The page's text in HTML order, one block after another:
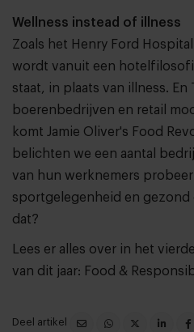
Wellness instead of illness
Zoals het Henry Ford
wordt vanuit een
staat, in plaats van illness. En
boerenbedrijven en retail
komt Jamie Oliver's Food
belichten we een aantal
van hun werknemers
sportgelegenheid en gezond
dat?
Lees er alles over in het
van dit jaar: Food &
Deel artikel